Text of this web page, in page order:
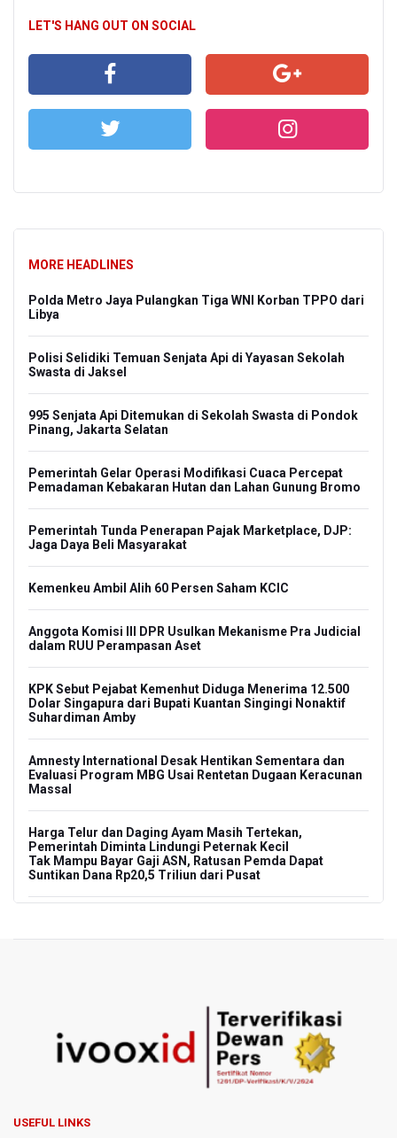
LET'S HANG OUT ON SOCIAL
MORE HEADLINES
Polda Metro Jaya Pulangkan Tiga WNI Korban TPPO dari
Libya
Polisi Selidiki Temuan Senjata Api di Yayasan Sekolah
Swasta di Jaksel
995 Senjata Api Ditemukan di Sekolah Swasta di Pondok
Pinang, Jakarta Selatan
Pemerintah Gelar Operasi Modifikasi Cuaca Percepat
Pemadaman Kebakaran Hutan dan Lahan Gunung Bromo
Pemerintah Tunda Penerapan Pajak Marketplace, DJP:
Jaga Daya Beli Masyarakat
Kemenkeu Ambil Alih 60 Persen Saham KCIC
Anggota Komisi III DPR Usulkan Mekanisme Pra Judicial
dalam RUU Perampasan Aset
KPK Sebut Pejabat Kemenhut Diduga Menerima 12.500
Dolar Singapura dari Bupati Kuantan Singingi Nonaktif
Suhardiman Amby
Amnesty International Desak Hentikan Sementara dan
Evaluasi Program MBG Usai Rentetan Dugaan Keracunan
Massal
Harga Telur dan Daging Ayam Masih Tertekan,
Pemerintah Diminta Lindungi Peternak Kecil
Tak Mampu Bayar Gaji ASN, Ratusan Pemda Dapat
Suntikan Dana Rp20,5 Triliun dari Pusat
OJK Wajibkan Pindar Serahkan Data Transaksi
Garuda Pertiwi dan Putri Nusantara akan Bela Indonesia
Aldila dan Janice Berlaga di Sektor Ganda WTA 1000
USEFUL LINKS